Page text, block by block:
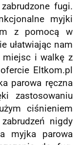
fugi.
myjki
z pomocą w
ułatwiając nam
miejsc i walkę z
Eltkom.pl
parowa ręczna
zastosowaniu
ciśnieniem
nigdy
myjka parowa